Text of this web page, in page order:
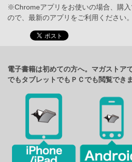
※Chromeアプリをお使いの場合、購
ので、最新のアプリをご利用ください。
電子書籍は初めての方へ。マガストア
でもタブレットでもＰＣでも閲覧できま